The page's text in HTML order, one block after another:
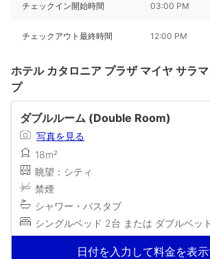
チェックイン開始時間 03:00 PM
チェックアウト最終時間 12:00 PM
ホテル カタロニア プラザ マイヤ サラ
プ
ダブルルーム (Double Room)
写真を見る
18m²
眺望：シティ
禁煙
シャワー・バスタブ
シングルベッド 2台 または ダブルベッ
日付を入力して料金を表